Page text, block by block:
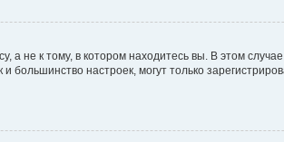
не к тому, в котором находитесь вы. В этом
большинство настроек, могут только